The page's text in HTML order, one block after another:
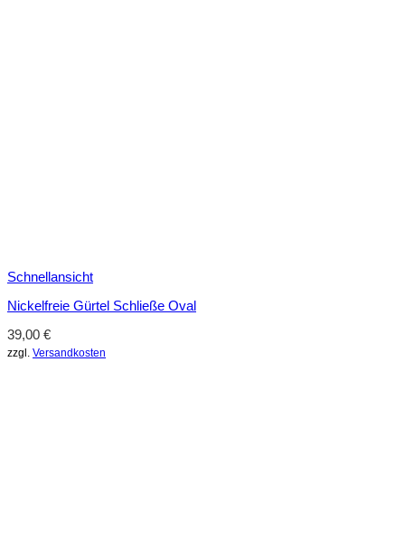
Schnellansicht
Nickelfreie Gürtel Schließe Oval
39,00 €
zzgl. Versandkosten